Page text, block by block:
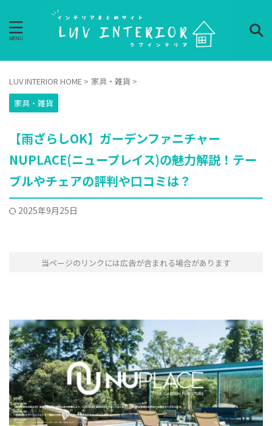
LUV INTERIOR HOME > 家具・雑貨 >
家具・雑貨
【雨ざらしOK】ガーデンファニチャー
NUPLACE(ニュープレイス)の魅力解説！テー
ブルやチェアの評判や口コミは？
2025年9月25日
当ページのリンクには広告が含まれる場合があります